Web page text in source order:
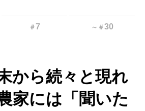
＃7 ～ ＃30
から続々と現れ
家には「聞いた